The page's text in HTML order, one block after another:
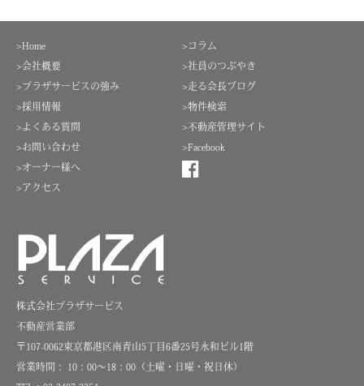
>コラム
>社員のつぶやき
>走る会長ブログ
>物件検索
>不動産管理サイト
>Facebook
>Home
>会社概要
>プラザサービスの強み
>採用情報
>よくある質問
>お問い合わせ
>オーナー様へ
>アクセス
株式会社プラザサービス
不動産営業部
〒107-0062東京都港区南青山5丁目6番25号永和ビル1階
営業時間： 10：00～18：00（土曜・日曜・祝日休）